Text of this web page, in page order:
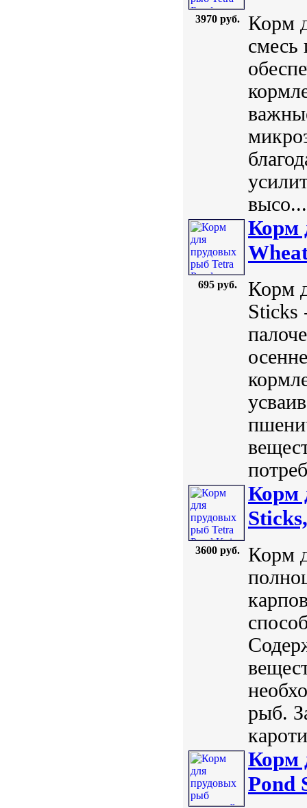
3970 руб.
Корм
смесь
высо...
695 руб.
Корм
Корм
Sticks
3600 руб.
Корм
Корм
рыб.
Корм
Pond